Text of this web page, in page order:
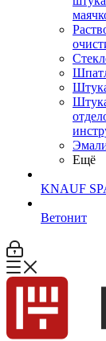
Ещё
KNAUF
Ветонит